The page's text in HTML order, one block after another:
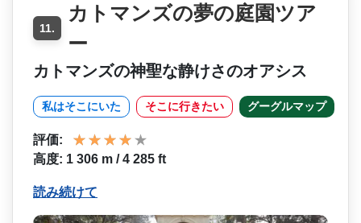
11.
カトマンズの夢の庭園ツア
ー
カトマンズの神聖な静けさのオアシス
私はそこにいた そこに行きたい グーグルマップ
評価:
高度: 1 306 m / 4 285 ft
読み続けて